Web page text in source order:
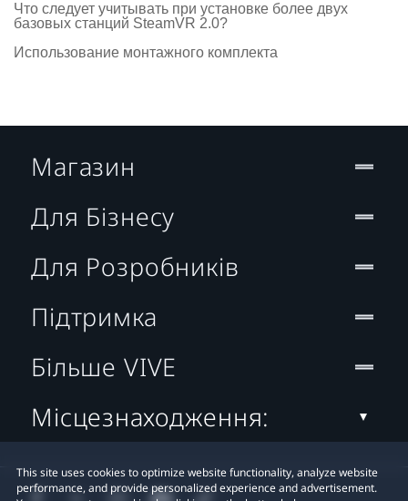
Что следует учитывать при установке более двух
базовых станций SteamVR 2.0?
Использование монтажного комплекта
This site uses cookies to optimize website functionality, analyze website
performance, and provide personalized experience and advertisement.
Магазин
Для Бізнесу
Для Розробників
Підтримка
Більше VIVE
Місцезнаходження: